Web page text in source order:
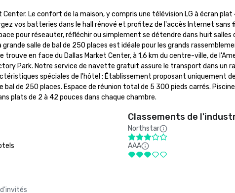
Le confort de la maison, y compris une télévision LG à écran plat
vos batteries dans le hall rénové et profitez de l'accès Internet sans
pour réseauter, réfléchir ou simplement se détendre dans huit salles
salle de bal de 250 places est idéale pour les grands
en face du Dallas Market Center, à 1,6 km du centre-ville, de
Park. Notre service de navette gratuit assure le transport dans un
spéciales de l'hôtel : Établissement proposant uniquement
de 250 places. Espace de réunion total de 5 300 pieds carrés. Piscine
plats de 2 à 42 pouces dans chaque chambre.
Classements de
Northstar
AAA